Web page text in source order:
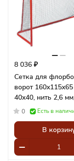
8 036 ₽
Сетка для
ворот
40x40, нить 2,6
Pioner A15362
0 Есть в
В